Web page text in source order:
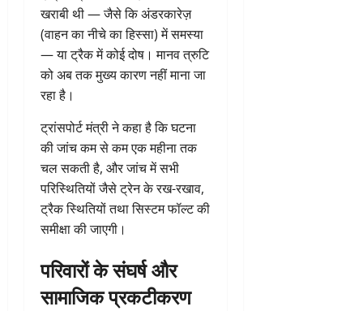
खराबी थी — जैसे कि अंडरकारेज़
(वाहन का नीचे का हिस्सा) में समस्या
— या ट्रैक में कोई दोष। मानव त्रुटि
को अब तक मुख्य कारण नहीं माना जा
रहा है।
ट्रांसपोर्ट मंत्री ने कहा है कि घटना
की जांच कम से कम एक महीना तक
चल सकती है, और जांच में सभी
परिस्थितियों जैसे ट्रेन के रख-रखाव,
ट्रैक स्थितियों तथा सिस्टम फॉल्ट की
समीक्षा की जाएगी।
परिवारों के संघर्ष और
सामाजिक प्रकटीकरण